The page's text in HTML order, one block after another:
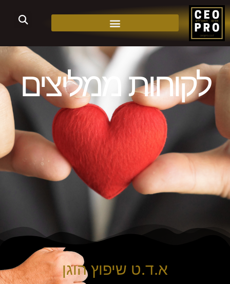
לקוחות ממליצים
א.ד.ט שיפוץ הוגן